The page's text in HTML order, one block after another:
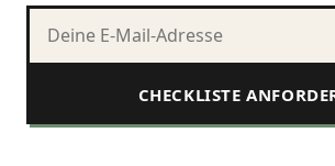
CHECKLISTE